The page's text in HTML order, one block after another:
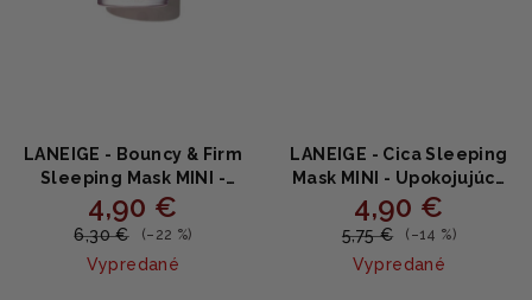
LANEIGE - Bouncy & Firm
Sleeping Mask MINI -
Nočná maska na
spevnenie a pružnosť
pleti 10ml
4,90 €
6,30 € (–22 %)
Vypredané
LANEIGE - Cica Sleeping
Mask MINI - Upokojujúca
nočná maska s centellou
a panthenolom 8ml
4,90 €
5,75 € (–14 %)
Vypredané